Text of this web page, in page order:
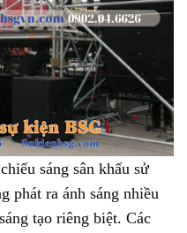
sáng sân khấu sử
phát ra ánh sáng nhiều
tạo riêng biệt. Các